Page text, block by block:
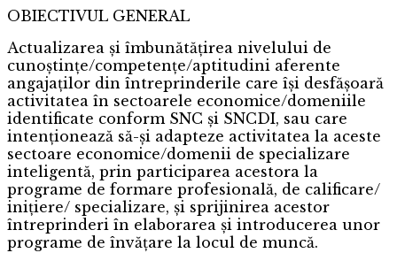
OBIECTIVUL GENERAL
Actualizarea și îmbunătățirea nivelului de
cunoștințe/competențe/aptitudini aferente
angajaților din întreprinderile care își desfășoară
activitatea în sectoarele economice/domeniile
identificate conform SNC și SNCDI, sau care
intenționează să-și adapteze activitatea la aceste
sectoare economice/domenii de specializare
inteligentă, prin participarea acestora la
programe de formare profesională, de calificare/
inițiere/ specializare, și sprijinirea acestor
întreprinderi în elaborarea și introducerea unor
programe de învățare la locul de muncă.